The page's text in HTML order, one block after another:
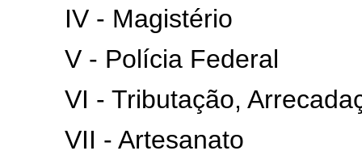
IV - Magistério
V - Polícia Federal
VI - Tributação,
VII - Artesanato